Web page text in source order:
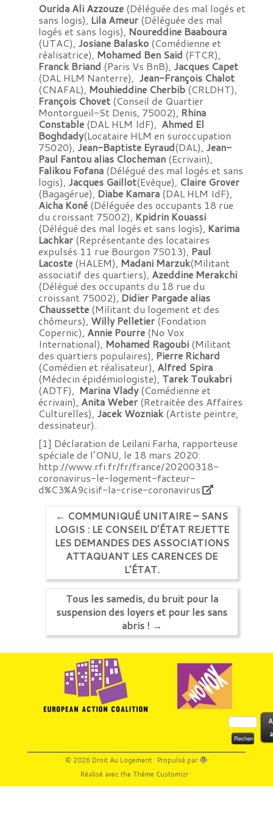
Ourida Ali Azzouze(Déléguée des mal logés et
sans logis), Lila Ameur(Déléguée des mal
logés et sans logis), Noureddine Baaboura
(UTAC), Josiane Balasko(Comédienne et
réalisatrice), Mohamed Ben Said (FTCR),
Franck Briand (Paris Vs BnB), Jacques Capet
(DAL HLM Nanterre), Jean-François Chalot
(CNAFAL), Mouhieddine Cherbib(CRLDHT),
François Chovet(Conseil de Quartier
Montorgueil-St Denis, 75002), Rhina
Constable(DAL HLM IdF), Ahmed El
Boghdady(Locataire HLM en suroccupation
75020), Jean-Baptiste Eyraud(DAL),Jean-
Paul Fantou alias Clocheman(Ecrivain),
Falikou Fofana(Délégué des mal logés et sans
logis), Jacques Gaillot(Evêque), Claire Grover
(Bagagérue), Diabe Kamara(DAL HLM IdF),
Aicha Koné(Déléguée des occupants 18 rue
du croissant 75002), Kpidrin Kouassi
(Délégué des mal logés et sans logis), Karima
Lachkar(Représentante des locataires
expulsés 11 rue Bourgon 75013), Paul
Lacoste(HALEM), Madani Marzuk(Militant
associatif des quartiers), Azeddine Merakchi
(Délégué des occupants du 18 rue du
croissant 75002),Didier Pargade alias
Chaussette(Militant du logement et des
chômeurs), Willy Pelletier(Fondation
Copernic), Annie Pourre(No Vox
International), Mohamed Ragoubi(Militant
des quartiers populaires), Pierre Richard
(Comédien et réalisateur), Alfred Spira
(Médecin épidémiologiste), Tarek Toukabri
(ADTF), Marina Vlady(Comédienne et
écrivain), Anita Weber(Retraitée des Affaires
Culturelles), Jacek Wozniak(Artiste peintre,
dessinateur).
[1] Déclaration de Leilani Farha, rapporteuse
spéciale de l’ONU, le 18 mars 2020:
http://www.rfi.fr/fr/france/20200318-
coronavirus-le-logement-facteur-
d%C3%A9cisif-la-crise-coronavirus
← COMMUNIQUÉ UNITAIRE – SANS
LOGIS : LE CONSEIL D’ÉTAT REJETTE
LES DEMANDES DES ASSOCIATIONS
ATTAQUANT LES CARENCES DE
L’ÉTAT.
Tous les samedis, du bruit pour la
suspension des loyers et pour les sans
abris ! →
Rechercher :
· © 2026 Droit Au Logement· Propulsé par
·
Réalisé avec theThème Customizr·